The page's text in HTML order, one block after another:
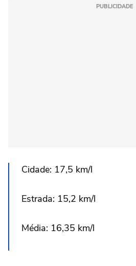
PUBLICIDADE
Cidade: 17,5 km/l
Estrada: 15,2 km/l
Média: 16,35 km/l